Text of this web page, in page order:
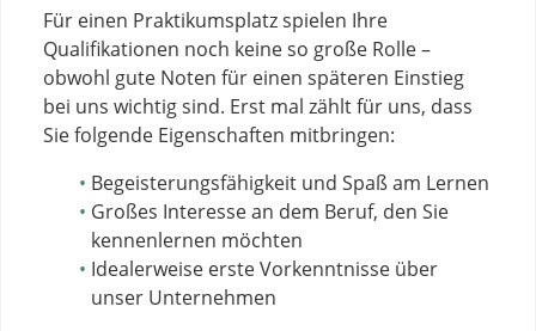
Für einen Praktikumsplatz spielen Ihre
Qualifikationen noch keine so große Rolle –
obwohl gute Noten für einen späteren Einstieg
bei uns wichtig sind. Erst mal zählt für uns, dass
Sie folgende Eigenschaften mitbringen:
Begeisterungsfähigkeit und Spaß am Lernen
Großes Interesse an dem Beruf, den Sie
kennenlernen möchten
Idealerweise erste Vorkenntnisse über
unser Unternehmen